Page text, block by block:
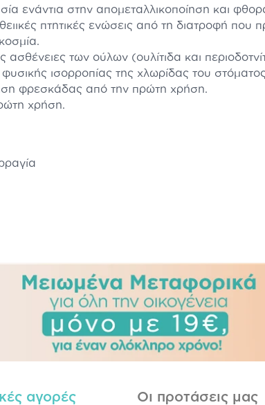
ενάντια στην απομεταλλικοποίηση και
πτητικές ενώσεις από τη διατροφή που
των ούλων (ουλίτιδα και
ισορροπίας της χλωρίδας του
φρεσκάδας από την πρώτη χρήση.
χρήση.
αγορές Οι προτάσεις μας